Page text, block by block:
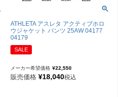
ATHLETA アスレタ アクティブホロ
ウジャケット パンツ 25AW 04177
04179
SALE
メーカー希望価格 ¥22,550
販売価格 ¥18,040税込